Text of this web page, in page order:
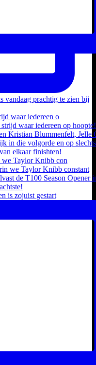
waar iedereen o
we Taylor Knibb con
is zojuist gestart